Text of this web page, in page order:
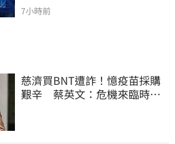
7小時前
慈濟買BNT遭詐！憶疫苗採購
艱辛 蔡英文：危機來臨時務